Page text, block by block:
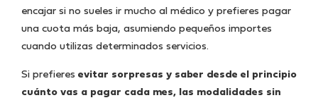
encajar si no sueles ir mucho al médico y prefieres pagar
una cuota más baja, asumiendo pequeños importes
cuando utilizas determinados servicios.
Si prefieres evitar sorpresas y saber desde el principio
cuánto vas a pagar cada mes, las modalidades sin